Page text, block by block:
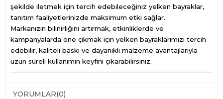
şekilde iletmek için tercih edebileceğiniz yelken bayraklar,
tanıtım faaliyetlerinizde maksimum etki sağlar.
Markanızın bilinirliğini artırmak, etkinliklerde ve
kampanyalarda öne çıkmak için yelken bayraklarımızı tercih
edebilir, kaliteli baskı ve dayanıklı malzeme avantajlarıyla
uzun süreli kullanımın keyfini çıkarabilirsiniz.
YORUMLAR(0)